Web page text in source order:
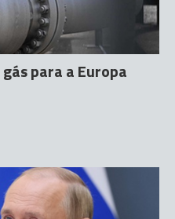
para a Europa